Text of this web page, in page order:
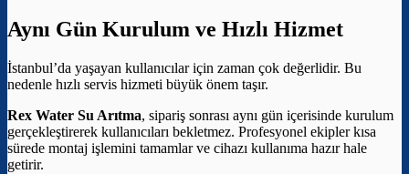
Aynı Gün Kurulum ve Hızlı Hizmet
İstanbul’da yaşayan kullanıcılar için zaman çok değerlidir. Bu
nedenle hızlı servis hizmeti büyük önem taşır.
Rex Water Su Arıtma, sipariş sonrası aynı gün içerisinde kurulum
gerçekleştirerek kullanıcıları bekletmez. Profesyonel ekipler kısa
sürede montaj işlemini tamamlar ve cihazı kullanıma hazır hale
getirir.